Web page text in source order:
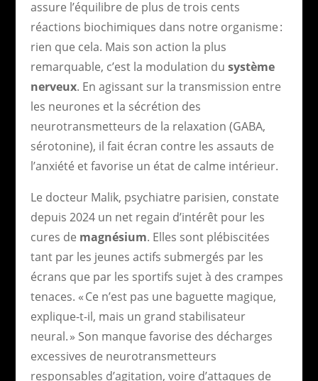
assure l’équilibre de plus de trois cents
réactions biochimiques dans notre organisme :
rien que cela. Mais son action la plus
remarquable, c’est la modulation du système
nerveux. En agissant sur la transmission entre
les neurones et la sécrétion des
neurotransmetteurs de la relaxation (GABA,
sérotonine), il fait écran contre les assauts de
l’anxiété et favorise un état de calme intérieur.
Le docteur Malik, psychiatre parisien, constate
depuis 2024 un net regain d’intérêt pour les
cures de magnésium. Elles sont plébiscitées
tant par les jeunes actifs submergés par les
écrans que par les sportifs sujet à des crampes
tenaces. « Ce n’est pas une baguette magique,
explique-t-il, mais un grand stabilisateur
neural. » Son manque favorise des décharges
excessives de neurotransmetteurs
responsables d’agitation, voire d’attaques de